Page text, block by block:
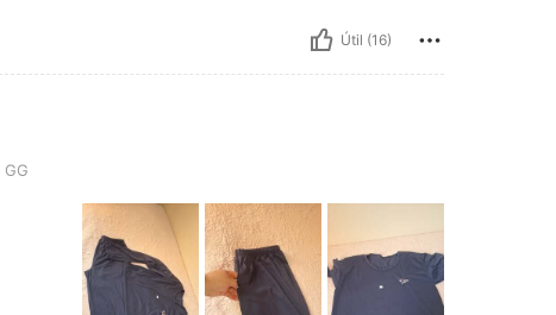
Útil (16)
GG